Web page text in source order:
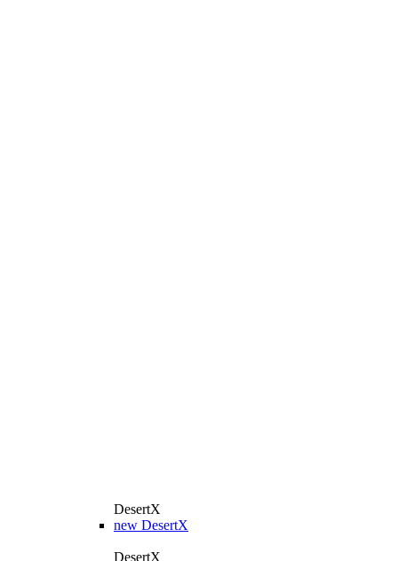
DesertX
new DesertX
DesertX